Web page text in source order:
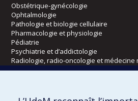
Obstétrique-gynécologie
Ophtalmologie
Pathologie et biologie cellulaire
Pharmacologie et physiologie
Pédiatrie
Psychiatrie et d’addictologie
Radiologie, radio-oncologie et médecine